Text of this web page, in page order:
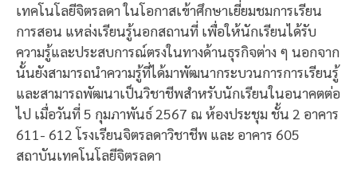
เทคโนโลยีจิตรลดา ในโอกาสเข้าศึกษาเยี่ยมชมการเรียน
การสอน แหล่งเรียนรู้นอกสถานที่ เพื่อให้นักเรียนได้รับ
ความรู้และประสบการณ์ตรงในทางด้านธุรกิจต่าง ๆ นอกจาก
นั้นยังสามารถนำความรู้ที่ได้มาพัฒนากระบวนการการเรียนรู้
และสามารถพัฒนาเป็นวิชาชีพสำหรับนักเรียนในอนาคตต่อ
ไป เมื่อวันที่ 5 กุมภาพันธ์ 2567 ณ ห้องประชุม ชั้น 2 อาคาร
611- 612 โรงเรียนจิตรลดาวิชาชีพ และ อาคาร 605
สถาบันเทคโนโลยีจิตรลดา